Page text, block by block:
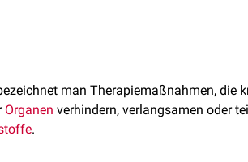
man Therapiemaßnahmen, die
Organen verhindern, verlangsamen oder
.